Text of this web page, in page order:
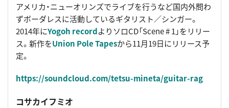
アメリカ・ニューオリンズでライブを行うなど国内外問わ
ずボーダレスに活動しているギタリスト／シンガー。
2014年にYogoh recordよりソロCD「Scene # 1」をリリー
ス。新作をUnion Pole Tapesから11月19日にリリース予
定。
https://soundcloud.com/tetsu-mineta/guitar-rag
コサカイフミオ